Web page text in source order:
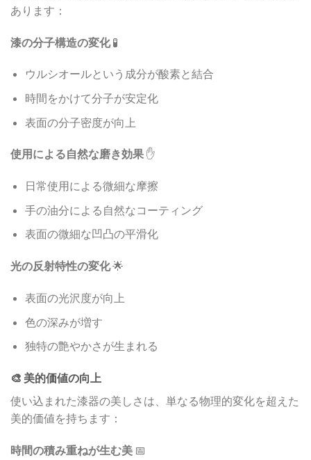
あります：
漆の分子構造の変化🧪
ウルシオールという成分が酸素と結合
時間をかけて分子が安定化
表面の分子密度が向上
使用による自然な磨き効果 ✋
日常使用による微細な摩擦
手の油分による自然なコーティング
表面の微細な凹凸の平滑化
光の反射特性の変化🌟
表面の光沢度が向上
色の深みが増す
独特の艶やかさが生まれる
🎨 美的価値の向上
使い込まれた漆器の美しさは、単なる物理的変化を超えた
美的価値を持ちます：
時間の積み重ねが生む美 📅